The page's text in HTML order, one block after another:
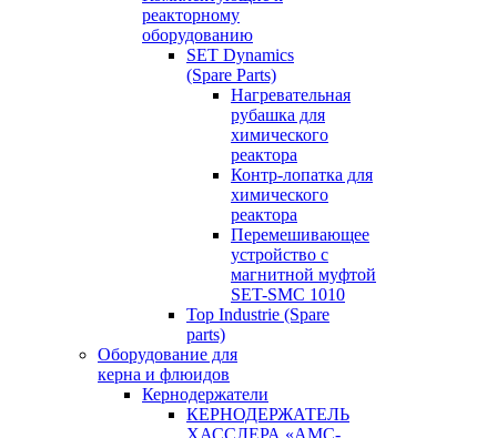
реакторному
оборудованию
SET Dynamics
(Spare Parts)
Нагревательная
рубашка для
химического
реактора
Контр-лопатка для
химического
реактора
Перемешивающее
устройство с
магнитной муфтой
SET-SMC 1010
Top Industrie (Spare
parts)
Оборудование для
керна и флюидов
Кернодержатели
КЕРНОДЕРЖАТЕЛЬ
ХАССЛЕРА «AMC-